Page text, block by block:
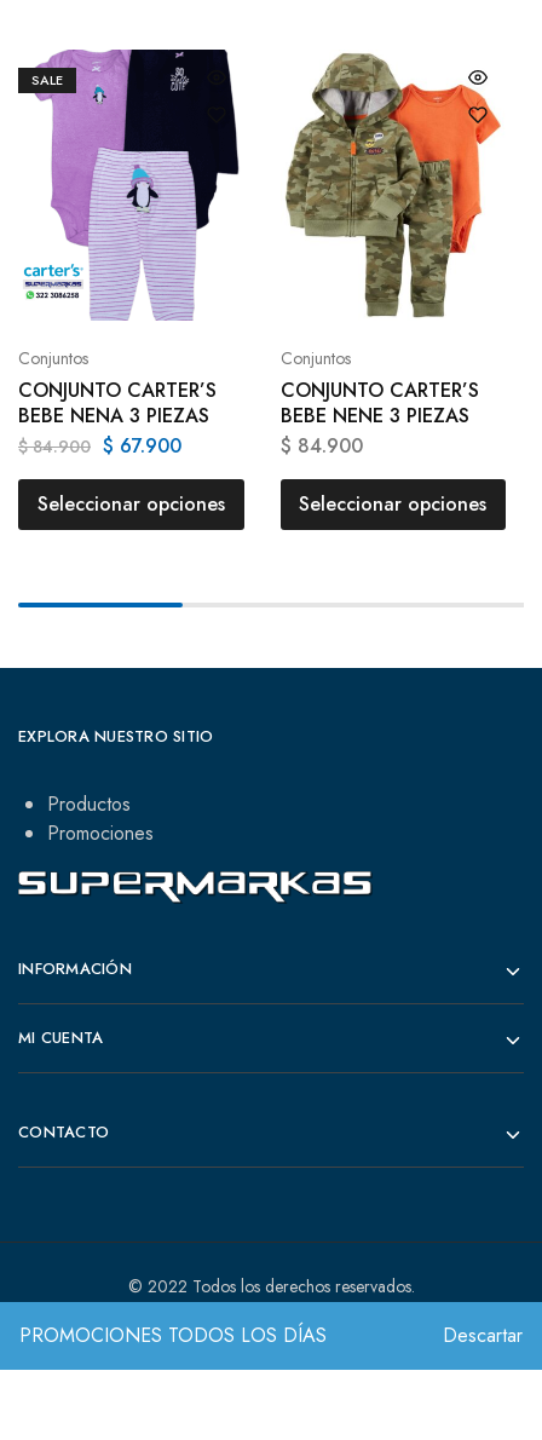
PROMOCIONES TODOS LOS DÍAS Descartar
SALE
Conjuntos
CONJUNTO CARTER’S
BEBE NENA 3 PIEZAS
$84.900 $ 67.900
Seleccionar opciones
Conjuntos
CONJUNTO CARTER’S
BEBE NENE 3 PIEZAS
$ 84.900
Seleccionar opciones
EXPLORA NUESTRO SITIO
Productos
Promociones
INFORMACIÓN
MI CUENTA
CONTACTO
© 2022 Todos los derechos reservados.